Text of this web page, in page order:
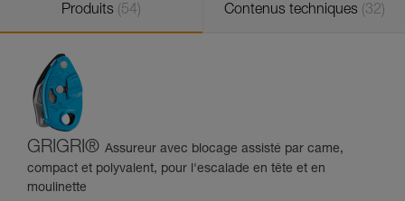
Produits (54) Contenus techniques (32)
GRIGRI® Assureur avec blocage assisté par came,
compact et polyvalent, pour l'escalade en tête et en
moulinette